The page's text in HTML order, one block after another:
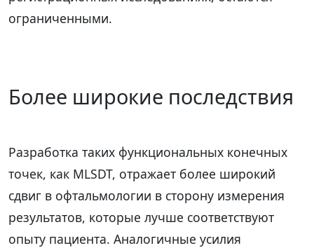
ограниченными.
Более широкие последствия
Разработка таких функциональных конечных
точек, как MLSDT, отражает более широкий
сдвиг в офтальмологии в сторону измерения
результатов, которые лучше соответствуют
опыту пациента. Аналогичные усилия